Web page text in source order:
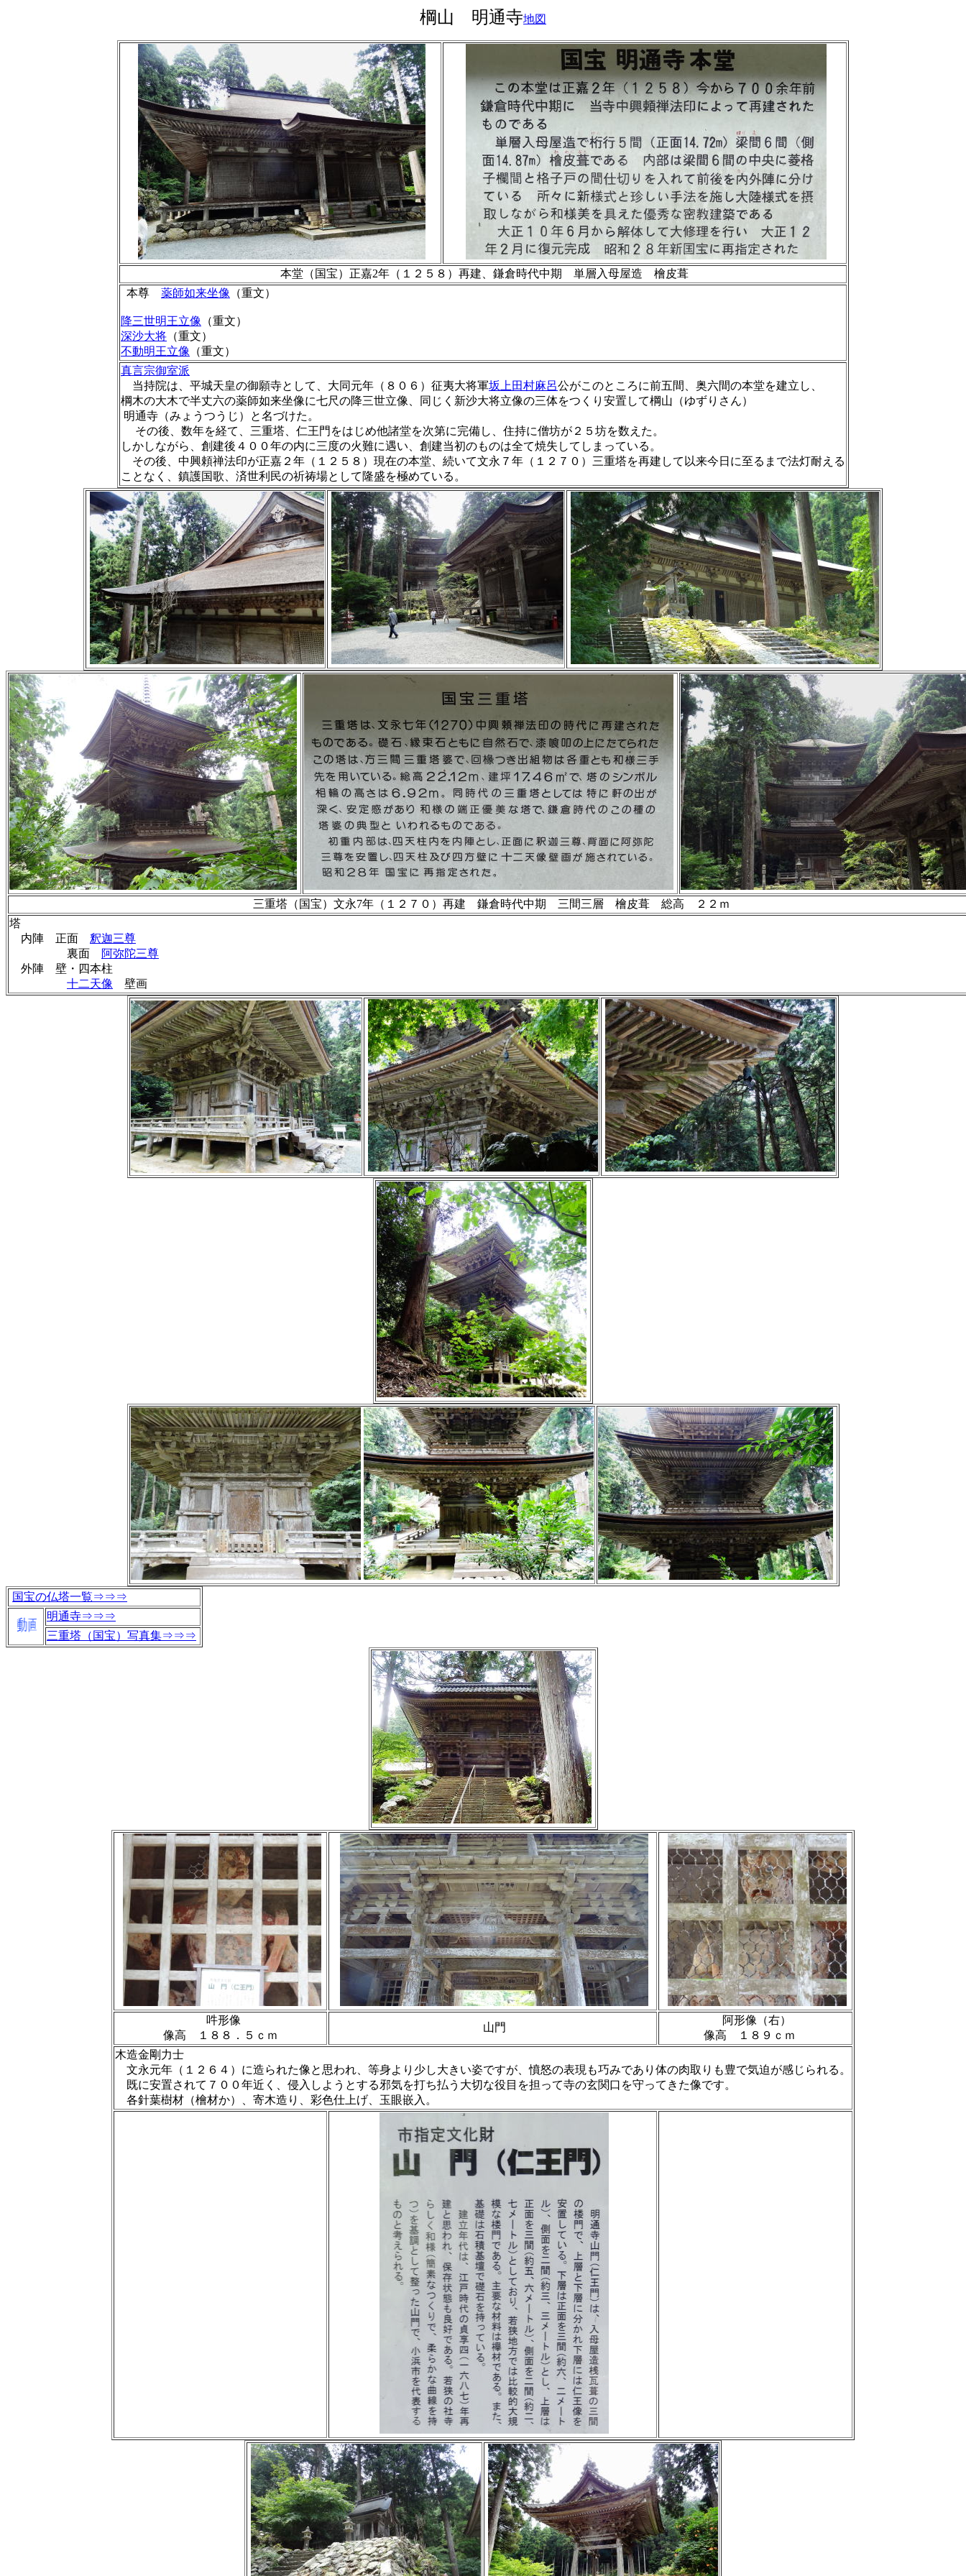
棡山 明通寺地図
本堂（国宝）正嘉2年（１２５８）再建、鎌倉時代中期 単層入母屋造 檜皮葺
本尊 薬師如来坐像 （重文）
降三世明王立像 （重文）
深沙大将 （重文）
不動明王立像 （重文）
真言宗御室派
当持院は、平城天皇の御願寺として、大同元年（８０６）征夷大将軍坂上田村麻呂公がこのところに前五間、奥六間の本堂を建立し、
棡木の大木で半丈六の薬師如来坐像に七尺の降三世立像、同じく新沙大将立像の三体をつくり安置して棡山（ゆずりさん）
明通寺（みょうつうじ）と名づけた。
その後、数年を経て、三重塔、仁王門をはじめ他諸堂を次第に完備し、住持に僧坊が２５坊を数えた。
しかしながら、創建後４００年の内に三度の火難に遇い、創建当初のものは全て焼失してしまっている。
その後、中興頼禅法印が正嘉２年（１２５８）現在の本堂、続いて文永７年（１２７０）三重塔を再建して以来今日に至るまで法灯耐える
ことなく、鎮護国歌、済世利民の祈祷場として隆盛を極めている。
三重塔（国宝）文永7年（１２７０）再建 鎌倉時代中期 三間三層 檜皮葺 総高 ２２ｍ
塔
内陣 正面 釈迦三尊
裏面
阿弥陀三尊
外陣 壁・四本柱
十二天像 壁画
国宝の仏塔一覧⇒⇒⇒
明通寺⇒⇒⇒
三重塔（国宝）写真集⇒⇒⇒
吽形像
像高 １８８．５ｃｍ
山門
阿形像（右）
像高 １８９ｃｍ
木造金剛力士
文永元年（１２６４）に造られた像と思われ、等身より少し大きい姿ですが、憤怒の表現も巧みであり体の肉取りも豊で気迫が感じられる。
既に安置されて７００年近く、侵入しようとする邪気を打ち払う大切な役目を担って寺の玄関口を守ってきた像です。
各針葉樹材（檜材か）、寄木造り、彩色仕上げ、玉眼嵌入。